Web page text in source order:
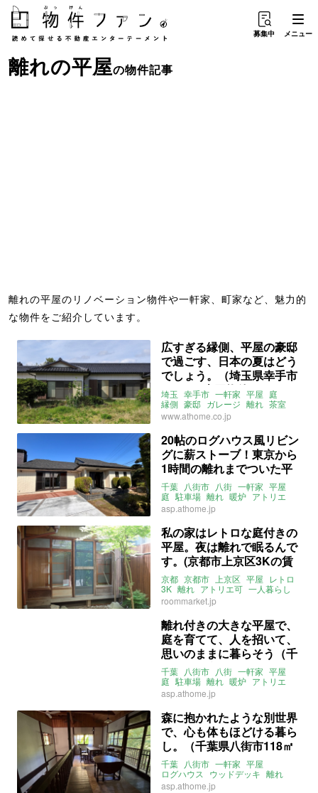
募集中 メニュー
離れの平屋の物件記事
離れの平屋のリノベーション物件や一軒家、町家など、魅力的
な物件をご紹介しています。
広すぎる縁側、平屋の豪邸
で過ごす、日本の夏はどう
でしょう。（埼玉県幸手市
250㎡の売買物件）
埼玉 幸手市 一軒家 平屋 庭
縁側 豪邸 ガレージ 離れ 茶室
募集中 売買
www.athome.co.jp
20帖のログハウス風リビン
グに薪ストーブ！東京から
1時間の離れまでついた平
屋。（千葉県八街市166㎡
の売買物件）
千葉 八街市 八街 一軒家 平屋
庭 駐車場 離れ 暖炉 アトリエ
ドッグラン 3LDK
ライター：山中みく
asp.athome.jp
私の家はレトロな庭付きの
平屋。夜は離れで眠るんで
す。(京都市上京区3Kの賃
貸物件)
京都 京都市 上京区 平屋 レトロ
3K 離れ アトリエ可 一人暮らし
二人暮らし ルームマーケット
賃貸
roommarket.jp
離れ付きの大きな平屋で、
庭を育てて、人を招いて、
思いのままに暮らそう（千
葉県八街市166㎡の売買物
件）
千葉 八街市 八街 一軒家 平屋
庭 駐車場 離れ 暖炉 アトリエ
ドッグラン 3LDK
ライター：山中みく
asp.athome.jp
森に抱かれたような別世界
で、心も体もほどける暮ら
し。（千葉県八街市118㎡
の売買物件）
千葉 八街市 一軒家 平屋
ログハウス ウッドデッキ 離れ
別荘
庭 売買
asp.athome.jp